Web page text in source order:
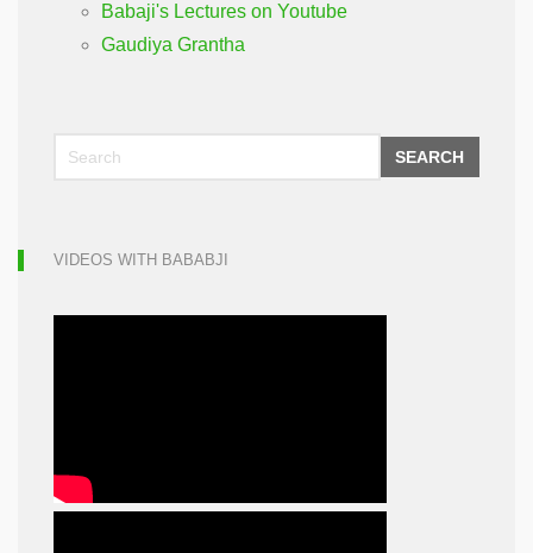
Babaji's Lectures on Youtube
Gaudiya Grantha
SEARCH
VIDEOS WITH BABABJI